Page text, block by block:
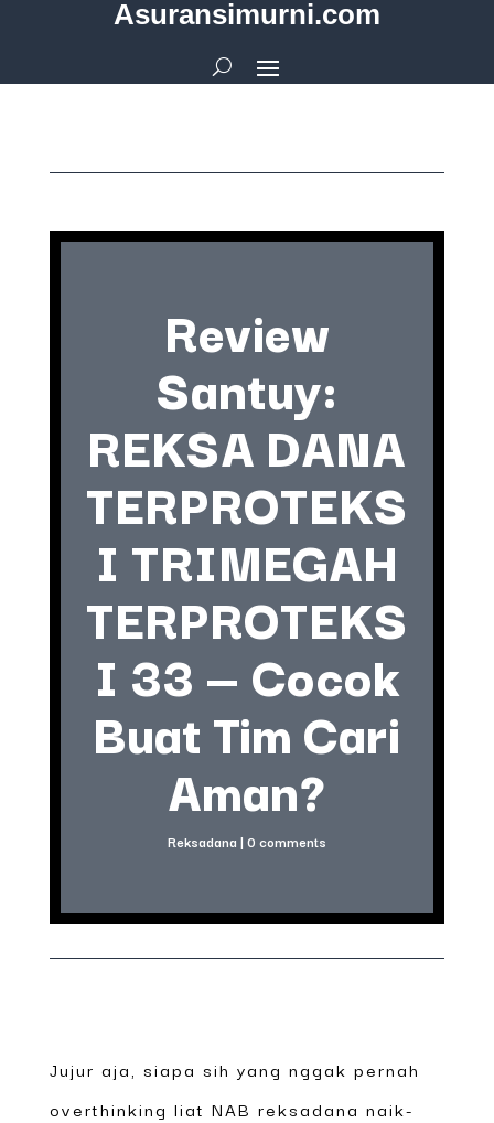
Asuransimurni.com
Review
Santuy:
REKSA DANA
TERPROTEKS
I TRIMEGAH
TERPROTEKS
I 33 — Cocok
Buat Tim Cari
Aman?
Reksadana | 0 comments
Jujur aja, siapa sih yang nggak pernah
overthinking liat NAB reksadana naik-